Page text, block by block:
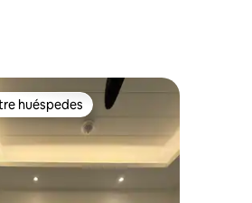
huéspedes
huéspedes